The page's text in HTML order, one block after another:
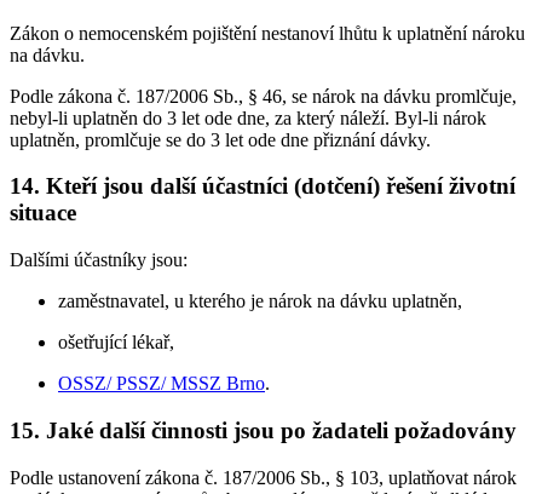
Zákon o nemocenském pojištění nestanoví lhůtu k uplatnění nároku
na dávku.
Podle zákona č. 187/2006 Sb., § 46, se nárok na dávku promlčuje,
nebyl-li uplatněn do 3 let ode dne, za který náleží. Byl-li nárok
uplatněn, promlčuje se do 3 let ode dne přiznání dávky.
14. Kteří jsou další účastníci (dotčení) řešení životní
situace
Dalšími účastníky jsou:
zaměstnavatel, u kterého je nárok na dávku uplatněn,
ošetřující lékař,
OSSZ/ PSSZ/ MSSZ Brno.
15. Jaké další činnosti jsou po žadateli požadovány
Podle ustanovení zákona č. 187/2006 Sb., § 103, uplatňovat nárok